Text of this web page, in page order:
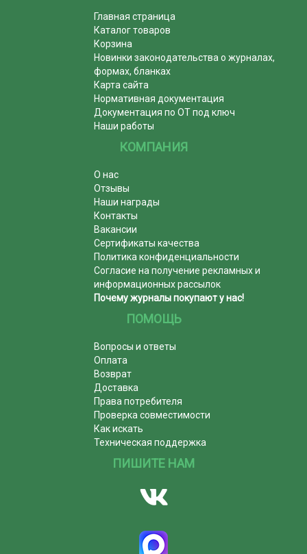
Главная страница
Каталог товаров
Корзина
Новинки законодательства о журналах,
формах, бланках
Карта сайта
Нормативная документация
Документация по ОТ под ключ
Наши работы
КОМПАНИЯ
О нас
Отзывы
Наши награды
Контакты
Вакансии
Сертификаты качества
Политика конфиденциальности
Согласие на получение рекламных и
информационных рассылок
Почему журналы покупают у нас!
ПОМОЩЬ
Вопросы и ответы
Оплата
Возврат
Доставка
Права потребителя
Проверка совместимости
Как искать
Техническая поддержка
ПИШИТЕ НАМ